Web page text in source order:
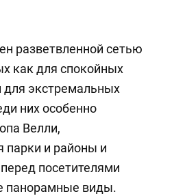
разветвленной сетью
как для спокойных
для экстремальных
них особенно
Велли,
и районы и
посетителями
панорамные виды.